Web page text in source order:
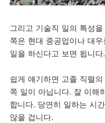
그리고 기술직 일의 특성
쪽은 현대 중공업이나 대
일을 하신다고 보면 됩니다.
쉽게 얘기하면 고졸 직렬
쪽 일이 아닙니다. 잘 이해
합니다. 당연히 일하는 시
않을 겁니다.